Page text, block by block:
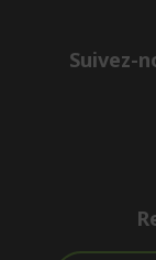
Suivez-